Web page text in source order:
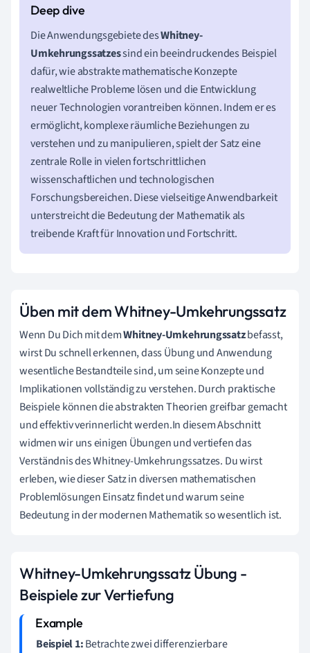
Die Anwendungsgebiete desWhitney-
Umkehrungssatzessind ein beeindruckendes Beispiel
dafür, wie abstrakte mathematische Konzepte
realweltliche Probleme lösen und die Entwicklung
neuer Technologien vorantreiben können. Indem er es
ermöglicht, komplexe räumliche Beziehungen zu
verstehen und zu manipulieren, spielt der Satz eine
zentrale Rolle in vielen fortschrittlichen
wissenschaftlichen und technologischen
Forschungsbereichen. Diese vielseitige Anwendbarkeit
unterstreicht die Bedeutung der Mathematik als
treibende Kraft für Innovation und Fortschritt.
Üben mit dem Whitney-Umkehrungssatz
Wenn Du Dich mit demWhitney-Umkehrungssatzbefasst,
wirst Du schnell erkennen, dass Übung und Anwendung
wesentliche Bestandteile sind, um seine Konzepte und
Implikationen vollständig zu verstehen. Durch praktische
Beispiele können die abstrakten Theorien greifbar gemacht
und effektiv verinnerlicht werden.In diesem Abschnitt
widmen wir uns einigen Übungen und vertiefen das
Verständnis des Whitney-Umkehrungssatzes. Du wirst
erleben, wie dieser Satz in diversen mathematischen
Problemlösungen Einsatz findet und warum seine
Bedeutung in der modernen Mathematik so wesentlich ist.
Whitney-Umkehrungssatz Übung -
Beispiele zur Vertiefung
Beispiel 1:Betrachte zwei differenzierbare